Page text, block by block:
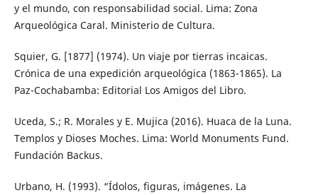
y el mundo, con responsabilidad social. Lima: Zona
Arqueológica Caral. Ministerio de Cultura.
Squier, G. [1877] (1974). Un viaje por tierras incaicas.
Crónica de una expedición arqueológica (1863-1865). La
Paz-Cochabamba: Editorial Los Amigos del Libro.
Uceda, S.; R. Morales y E. Mujica (2016). Huaca de la Luna.
Templos y Dioses Moches. Lima: World Monuments Fund.
Fundación Backus.
Urbano, H. (1993). “Ídolos, figuras, imágenes. La